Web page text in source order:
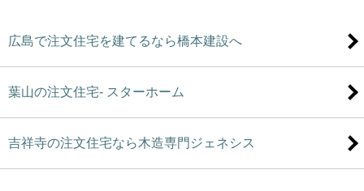
広島で注文住宅を建てるなら橋本建設へ
葉山の注文住宅- スターホーム
吉祥寺の注文住宅なら木造専門ジェネシス